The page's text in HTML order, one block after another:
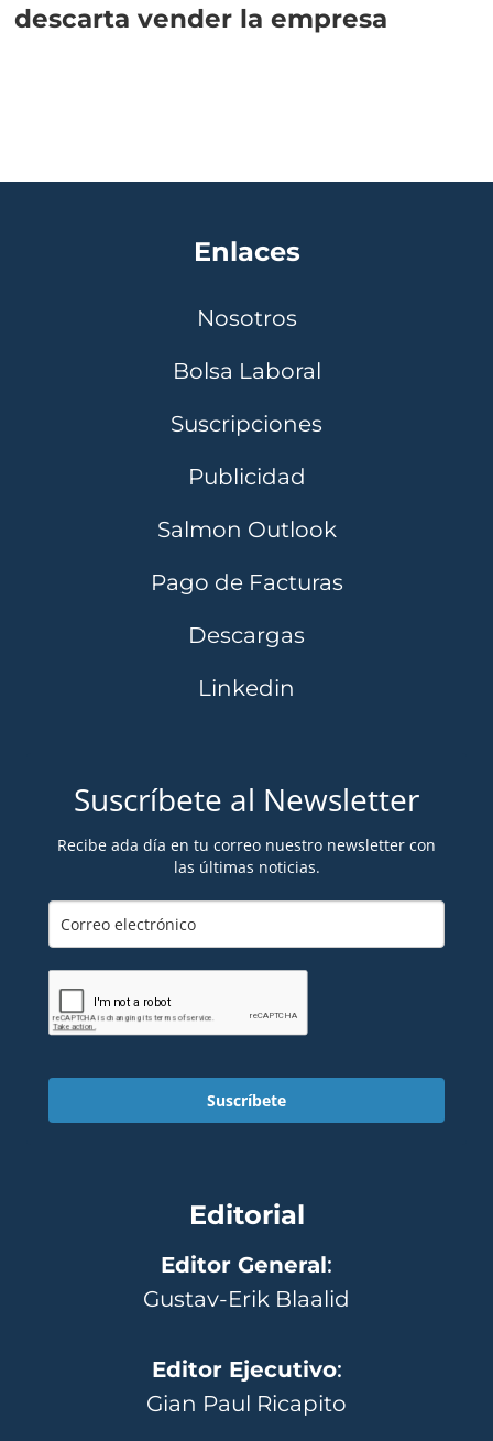
descarta vender la empresa
Enlaces
Nosotros
Bolsa Laboral
Suscripciones
Publicidad
Salmon Outlook
Pago de Facturas
Descargas
Linkedin
Suscríbete al Newsletter
Recibe ada día en tu correo nuestro newsletter con
las últimas noticias.
Suscríbete
Editorial
Editor General:
Gustav-Erik Blaalid
Editor Ejecutivo:
Gian Paul Ricapito